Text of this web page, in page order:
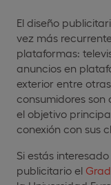
El diseño
vez más
plataformas:
anuncios en
exterior entre
consumidores son
el objetivo
conexión con sus
Si estás
publicitario el